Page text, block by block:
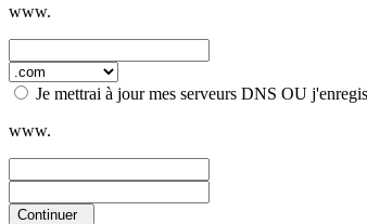
www.
Je mettrai à jour mes serveurs DNS OU
www.
Continuer